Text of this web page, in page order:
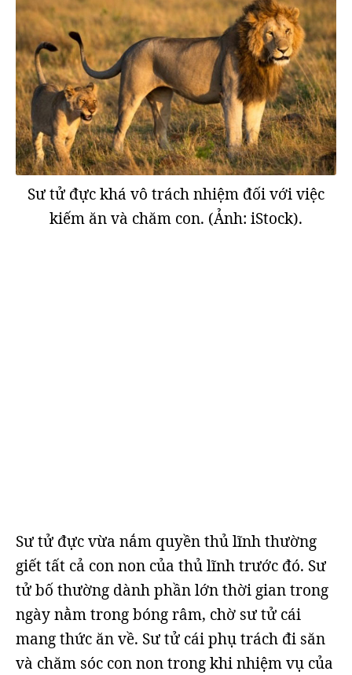
Sư tử đực khá vô trách nhiệm đối với việc
kiếm ăn và chăm con. (Ảnh: iStock).
Sư tử đực vừa nắm quyền thủ lĩnh thường
giết tất cả con non của thủ lĩnh trước đó. Sư
tử bố thường dành phần lớn thời gian trong
ngày nằm trong bóng râm, chờ sư tử cái
mang thức ăn về. Sư tử cái phụ trách đi săn
và chăm sóc con non trong khi nhiệm vụ của